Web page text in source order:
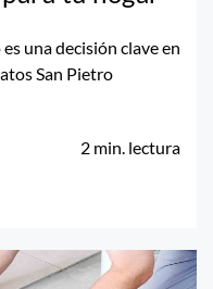
una decisión clave en
San Pietro
2 min. lectura